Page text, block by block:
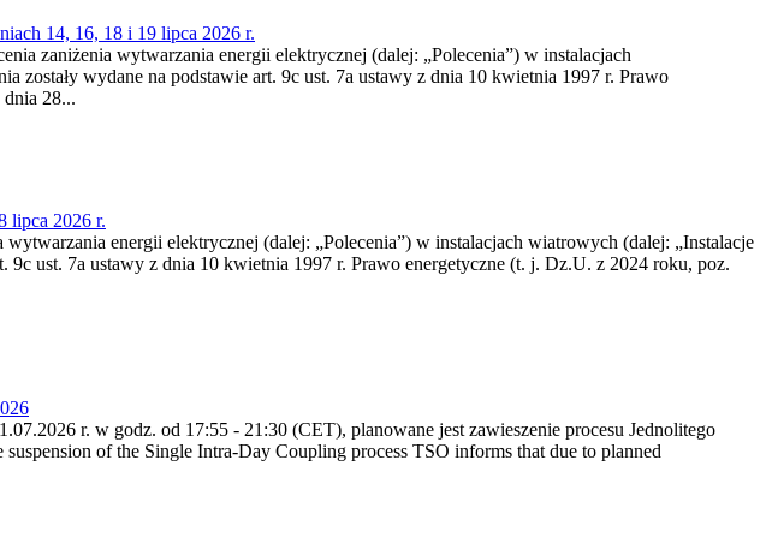
14, 16, 18 i 19 lipca 2026 r.
zaniżenia wytwarzania energii elektrycznej (dalej: „Polecenia”) w instalacjach
zostały wydane na podstawie art. 9c ust. 7a ustawy z dnia 10 kwietnia 1997 r. Prawo
28...
lipca 2026 r.
energii elektrycznej (dalej: „Polecenia”) w instalacjach wiatrowych (dalej: „Instalacje
9c ust. 7a ustawy z dnia 10 kwietnia 1997 r. Prawo energetyczne (t. j. Dz.U. z 2024 roku, poz.
r. w godz. od 17:55 - 21:30 (CET), planowane jest zawieszenie procesu Jednolitego
of the Single Intra-Day Coupling process TSO informs that due to planned